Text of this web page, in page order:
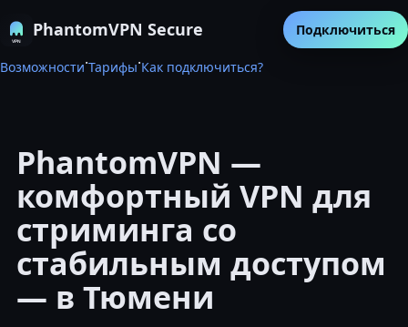
PhantomVPN Secure
Возможности·Тарифы·Как подключиться?
Подключиться
PhantomVPN —
комфортный VPN для
стриминга со
стабильным доступом
— в Тюмени